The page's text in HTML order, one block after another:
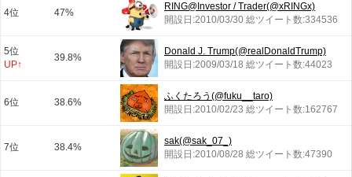
4位 47%
RING@Investor / Trader(@xRINGx)
開設日:2010/03/30 総ツイート数:334536
5位
UP↑
39.8%
Donald J. Trump(@realDonaldTrump)
開設日:2009/03/18 総ツイート数:44023
6位 38.6%
ふくたろう(@fuku__taro)
開設日:2010/02/23 総ツイート数:162767
7位 38.4%
sak(@sak_07_)
開設日:2010/08/28 総ツイート数:47390